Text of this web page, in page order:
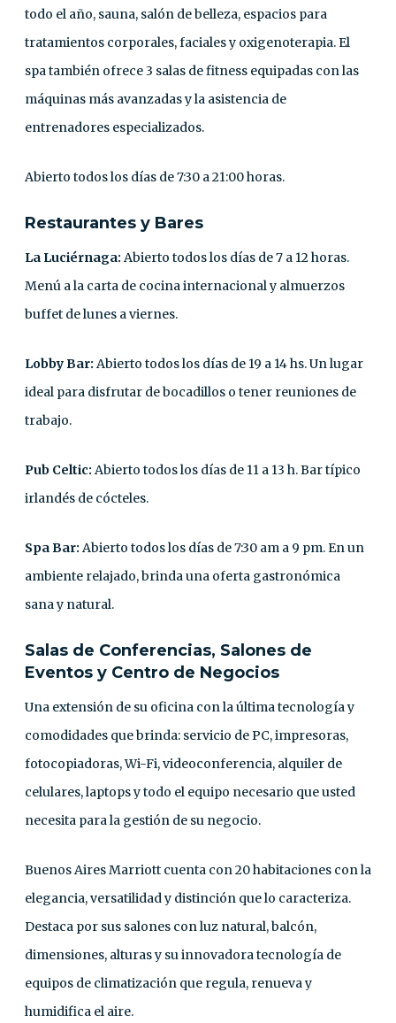
todo el año, sauna, salón de belleza, espacios para
tratamientos corporales, faciales y oxigenoterapia. El
spa también ofrece 3 salas de fitness equipadas con las
máquinas más avanzadas y la asistencia de
entrenadores especializados.
Abierto todos los días de 7:30 a 21:00 horas.
Restaurantes y Bares
La Luciérnaga: Abierto todos los días de 7 a 12 horas.
Menú a la carta de cocina internacional y almuerzos
buffet de lunes a viernes.
Lobby Bar: Abierto todos los días de 19 a 14 hs. Un lugar
ideal para disfrutar de bocadillos o tener reuniones de
trabajo.
Pub Celtic: Abierto todos los días de 11 a 13 h. Bar típico
irlandés de cócteles.
Spa Bar: Abierto todos los días de 7:30 am a 9 pm. En un
ambiente relajado, brinda una oferta gastronómica
sana y natural.
Salas de Conferencias, Salones de
Eventos y Centro de Negocios
Una extensión de su oficina con la última tecnología y
comodidades que brinda: servicio de PC, impresoras,
fotocopiadoras, Wi-Fi, videoconferencia, alquiler de
celulares, laptops y todo el equipo necesario que usted
necesita para la gestión de su negocio.
Buenos Aires Marriott cuenta con 20 habitaciones con la
elegancia, versatilidad y distinción que lo caracteriza.
Destaca por sus salones con luz natural, balcón,
dimensiones, alturas y su innovadora tecnología de
equipos de climatización que regula, renueva y
humidifica el aire.